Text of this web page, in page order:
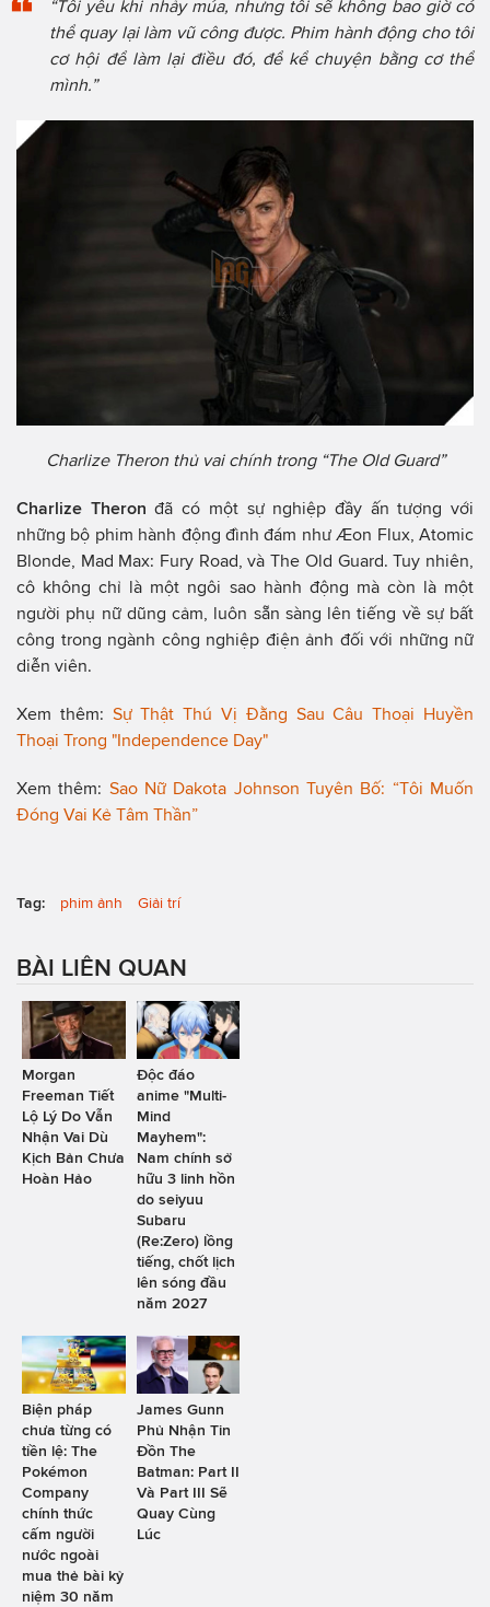
“Tôi yêu khi nhảy múa, nhưng tôi sẽ không bao giờ có
thể quay lại làm vũ công được. Phim hành động cho tôi
cơ hội để làm lại điều đó, để kể chuyện bằng cơ thể
mình.”
Charlize Theron thủ vai chính trong “The Old Guard”
Charlize Theronđã có một sự nghiệp đầy ấn tượng với
những bộ phim hành động đình đám như Æon Flux, Atomic
Blonde, Mad Max: Fury Road, và The Old Guard. Tuy nhiên,
cô không chỉ là một ngôi sao hành động mà còn là một
người phụ nữ dũng cảm, luôn sẵn sàng lên tiếng về sự bất
công trong ngành công nghiệp điện ảnh đối với những nữ
diễn viên.
Xem thêm: Sự Thật Thú Vị Đằng Sau Câu Thoại Huyền
Thoại Trong "Independence Day"
Xem thêm: Sao Nữ Dakota Johnson Tuyên Bố: “Tôi Muốn
Đóng Vai Kẻ Tâm Thần”
Tag: phim ảnh Giải trí
BÀI LIÊN QUAN
Morgan
Freeman Tiết
Lộ Lý Do Vẫn
Nhận Vai Dù
Kịch Bản Chưa
Hoàn Hảo
Độc đáo
anime "Multi-
Mind
Mayhem":
Nam chính sở
hữu 3 linh hồn
do seiyuu
Subaru
(Re:Zero) lồng
tiếng, chốt lịch
lên sóng đầu
năm 2027
Biện pháp
chưa từng có
tiền lệ: The
Pokémon
Company
chính thức
cấm người
nước ngoài
mua thẻ bài kỷ
niệm 30 năm
James Gunn
Phủ Nhận Tin
Đồn The
Batman: Part II
Và Part III Sẽ
Quay Cùng
Lúc